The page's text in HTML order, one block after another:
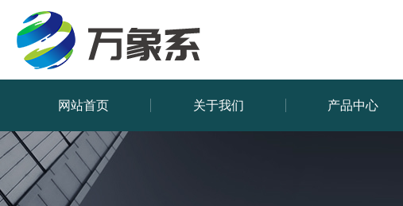
网站首页 关于我们 产品中心